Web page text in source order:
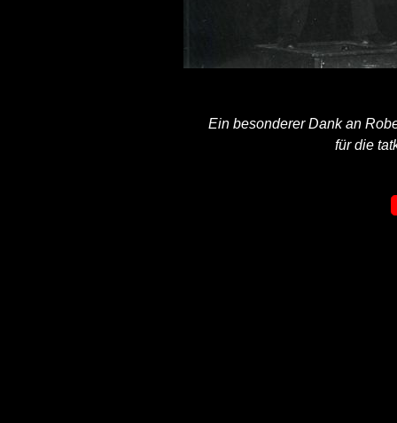
Ein besonderer Dank an
für die